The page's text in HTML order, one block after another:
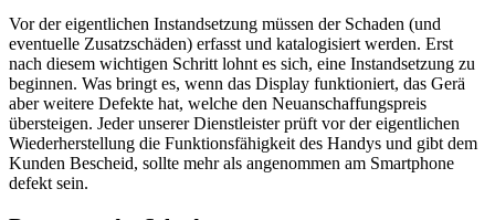
Vor der eigentlichen Instandsetzung müssen der Schaden (und
eventuelle Zusatzschäden) erfasst und katalogisiert werden. Erst
nach diesem wichtigen Schritt lohnt es sich, eine Instandsetzung zu
beginnen. Was bringt es, wenn das Display funktioniert, das Gerä
aber weitere Defekte hat, welche den Neuanschaffungspreis
übersteigen. Jeder unserer Dienstleister prüft vor der eigentlichen
Wiederherstellung die Funktionsfähigkeit des Handys und gibt dem
Kunden Bescheid, sollte mehr als angenommen am Smartphone
defekt sein.